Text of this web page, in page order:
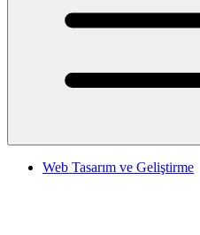
Web Tasarım ve Geliştirme